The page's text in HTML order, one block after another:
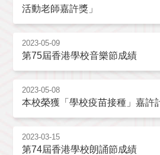
活動老師嘉許獎」
2023-05-09
第75屆香港學校音樂節成績
2023-05-08
本校榮獲「學校疫苗接種」嘉許
2023-03-15
第74屆香港學校朗誦節成績